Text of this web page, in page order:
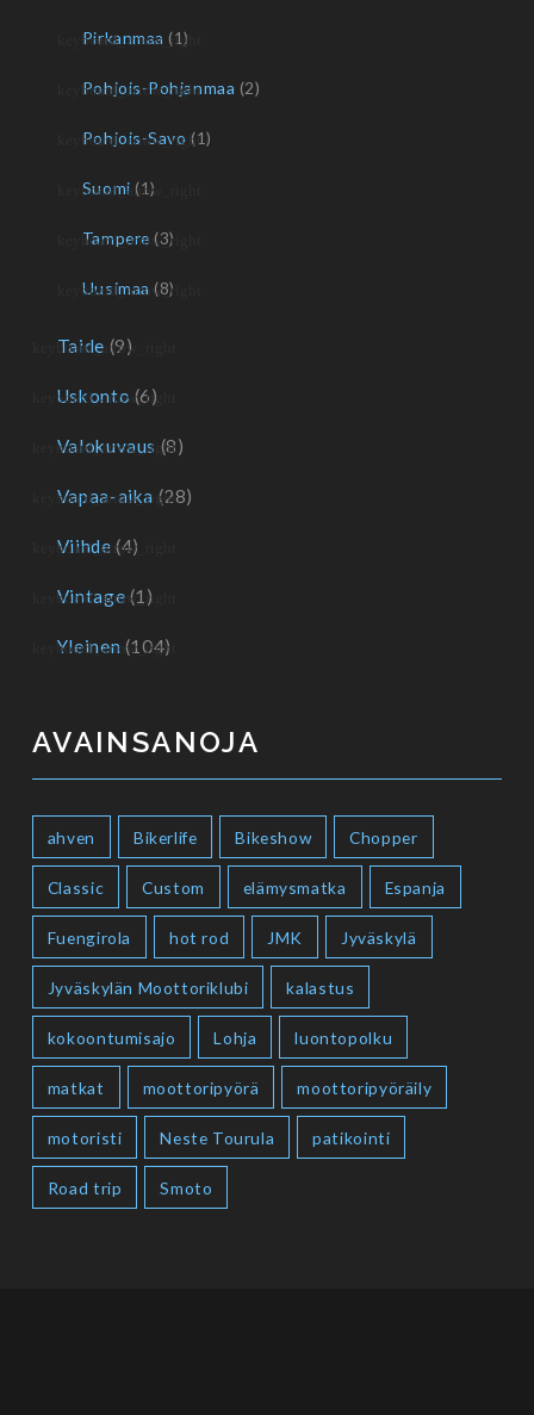
Pirkanmaa (1)
Pohjois-Pohjanmaa (2)
Pohjois-Savo (1)
Suomi (1)
Tampere (3)
Uusimaa (8)
Taide (9)
Uskonto (6)
Valokuvaus (8)
Vapaa-aika (28)
Viihde (4)
Vintage (1)
Yleinen (104)
AVAINSANOJA
ahven Bikerlife Bikeshow Chopper
Classic Custom elämysmatka Espanja
Fuengirola hot rod JMK Jyväskylä
Jyväskylän Moottoriklubi kalastus
kokoontumisajo Lohja luontopolku
matkat moottoripyörä moottoripyöräily
motoristi Neste Tourula patikointi
Road trip Smoto